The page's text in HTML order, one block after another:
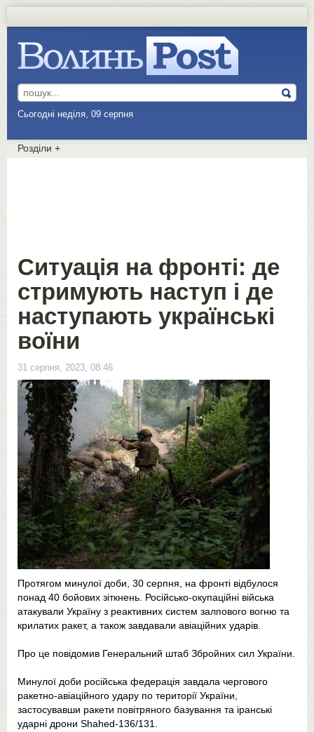
Сьогодні неділя, 09 серпня
Розділи +
Ситуація на фронті: де
стримують наступ і де
наступають українські
воїни
31 серпня, 2023, 08:46
Протягом минулої доби, 30 серпня, на фронті відбулося
понад 40 бойових зіткнень. Російсько-окупаційні війська
атакували Україну з реактивних систем залпового вогню та
крилатих ракет, а також завдавали авіаційних ударів.
Про це повідомив Генеральний штаб Збройних сил України.
Минулої доби російська федерація завдала чергового
ракетно-авіаційного удару по території України,
застосувавши ракети повітряного базування та іранські
ударні дрони Shahed-136/131.